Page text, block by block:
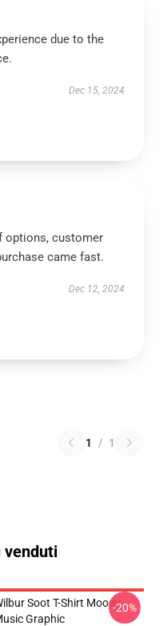
due to the
Dec 15, 2024
options, customer
came fast.
Dec 12, 2024
1 / 1
venduti
Soot T-Shirt Moody
Graphic
-20%